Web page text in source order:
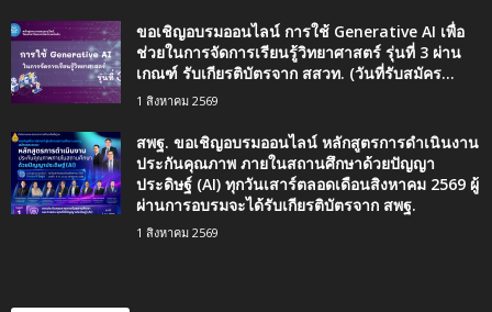
ขอเชิญอบรมออนไลน์ การใช้ Generative AI เพื่อ
ช่วยในการจัดการเรียนรู้วิทยาศาสตร์ รุ่นที่ 3 ผ่าน
เกณฑ์ รับเกียรติบัตรจาก สสวท. (วันที่รับสมัคร...
1 สิงหาคม 2569
สพฐ. ขอเชิญอบรมออนไลน์ หลักสูตรการดำเนินงาน
ประกันคุณภาพ ภายในสถานศึกษาด้วยปัญญา
ประดิษฐ์ (AI) ทุกวันเสาร์ตลอดเดือนสิงหาคม 2569 ผู้
ผ่านการอบรมจะได้รับเกียรติบัตรจาก สพฐ.
1 สิงหาคม 2569